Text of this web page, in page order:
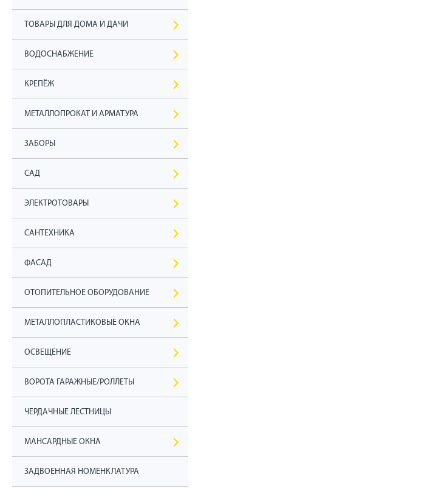
ТОВАРЫ ДЛЯ ДОМА И ДАЧИ
ВОДОСНАБЖЕНИЕ
КРЕПЁЖ
МЕТАЛЛОПРОКАТ И АРМАТУРА
ЗАБОРЫ
САД
ЭЛЕКТРОТОВАРЫ
САНТЕХНИКА
ФАСАД
ОТОПИТЕЛЬНОЕ ОБОРУДОВАНИЕ
МЕТАЛЛОПЛАСТИКОВЫЕ ОКНА
ОСВЕЩЕНИЕ
ВОРОТА ГАРАЖНЫЕ/РОЛЛЕТЫ
ЧЕРДАЧНЫЕ ЛЕСТНИЦЫ
МАНСАРДНЫЕ ОКНА
ЗАДВОЕННАЯ НОМЕНКЛАТУРА